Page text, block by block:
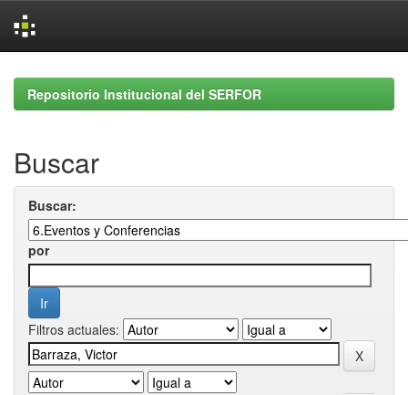
navigationRepositorio Institucional del SERFOR
Buscar
Buscar:
por
Filtros actuales: